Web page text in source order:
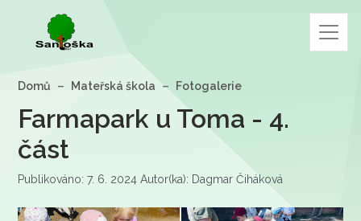
Domů Mateřská škola Fotogalerie
Farmapark u Toma - 4.
část
Publikováno: 7. 6. 2024 Autor(ka): Dagmar Čiháková